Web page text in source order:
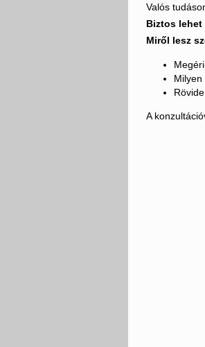
Valós
Biztos lehet
Miről lesz
A